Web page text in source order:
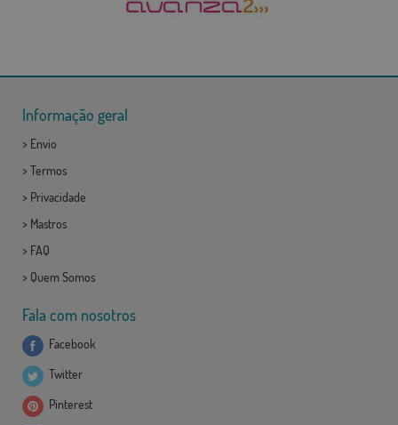
Informação geral
> Envio
> Termos
> Privacidade
> Mastros
> FAQ
> Quem Somos
Fala com nosotros
Facebook
Twitter
Pinterest